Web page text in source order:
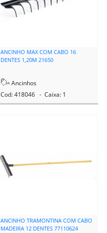
ANCINHO MAX COM CABO 16
DENTES 1,20M 21650
Ancinhos
Cod: 418046 - Caixa: 1
ANCINHO TRAMONTINA COM CABO
MADEIRA 12 DENTES 77110624